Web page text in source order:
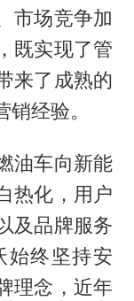
市场竞争加
既实现了管
来了成熟的
经验。
油车向新能
热化，用户
及品牌服务
始终坚持安
理念，近年